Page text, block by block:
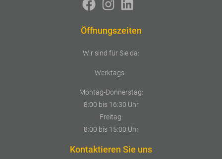
Öffnungszeiten
Wir sind für Sie da:
Werktags:
Montag-Donnerstag:
8:00 bis 16:30 Uhr
Freitag:
8:00 bis 15:00 Uhr
Kontaktieren Sie uns